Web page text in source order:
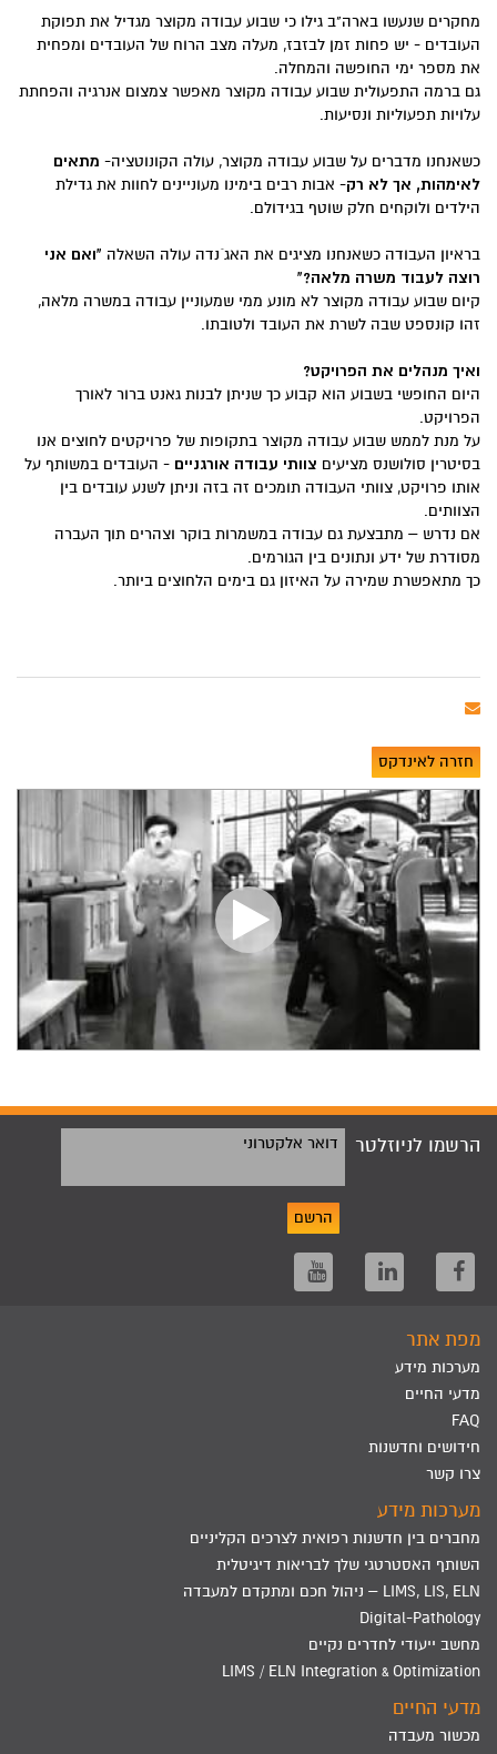
מחקרים שנעשו בארה"ב גילו כי שבוע עבודה מקוצר מגדיל את תפוקת
העובדים - יש פחות זמן לבזבז, מעלה מצב הרוח של העובדים ומפחית
את מספר ימי החופשה והמחלה.
גם ברמה התפעולית שבוע עבודה מקוצר מאפשר צמצום אנרגיה והפחתת
עלויות תפעוליות ונסיעות.
כשאנחנו מדברים על שבוע עבודה מקוצר, עולה הקונוטציה- מתאים
לאימהות, אך לא רק- אבות רבים בימינו מעוניינים לחוות את גדילת
הילדים ולוקחים חלק שוטף בגידולם.
בראיון העבודה כשאנחנו מציגים את האג´נדה עולה השאלה "ואם אני
רוצה לעבוד משרה מלאה?"
קיום שבוע עבודה מקוצר לא מונע ממי שמעוניין עבודה במשרה מלאה,
זהו קונספט שבה לשרת את העובד ולטובתו.
ואיך מנהלים את הפרויקט?
היום החופשי בשבוע הוא קבוע כך שניתן לבנות גאנט ברור לאורך
הפרויקט.
על מנת לממש שבוע עבודה מקוצר בתקופות של פרויקטים לחוצים אנו
בסיטרין סולושנס מציעים צוותי עבודה אורגניים - העובדים במשותף על
אותו פרויקט, צוותי העבודה תומכים זה בזה וניתן לשנע עובדים בין
הצוותים.
אם נדרש – מתבצעת גם עבודה במשמרות בוקר וצהרים תוך העברה
מסודרת של ידע ונתונים בין הגורמים.
כך מתאפשרת שמירה על האיזון גם בימים הלחוצים ביותר.
חזרה לאינדקס
הרשמו לניוזלטר דואר אלקטרוני
הרשם
מפת אתר
מערכות מידע
מדעי החיים
FAQ
חידושים וחדשנות
צרו קשר
מערכות מידע
מחברים בין חדשנות רפואית לצרכים הקליניים
השותף האסטרטגי שלך לבריאות דיגיטלית
LIMS, LIS, ELN – ניהול חכם ומתקדם למעבדה
Digital-Pathology
מחשב ייעודי לחדרים נקיים
LIMS / ELN Integration & Optimization
מדעי החיים
מכשור מעבדה